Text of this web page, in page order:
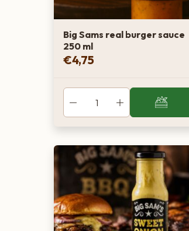
Big Sams real burger sauce
250 ml
€4,75